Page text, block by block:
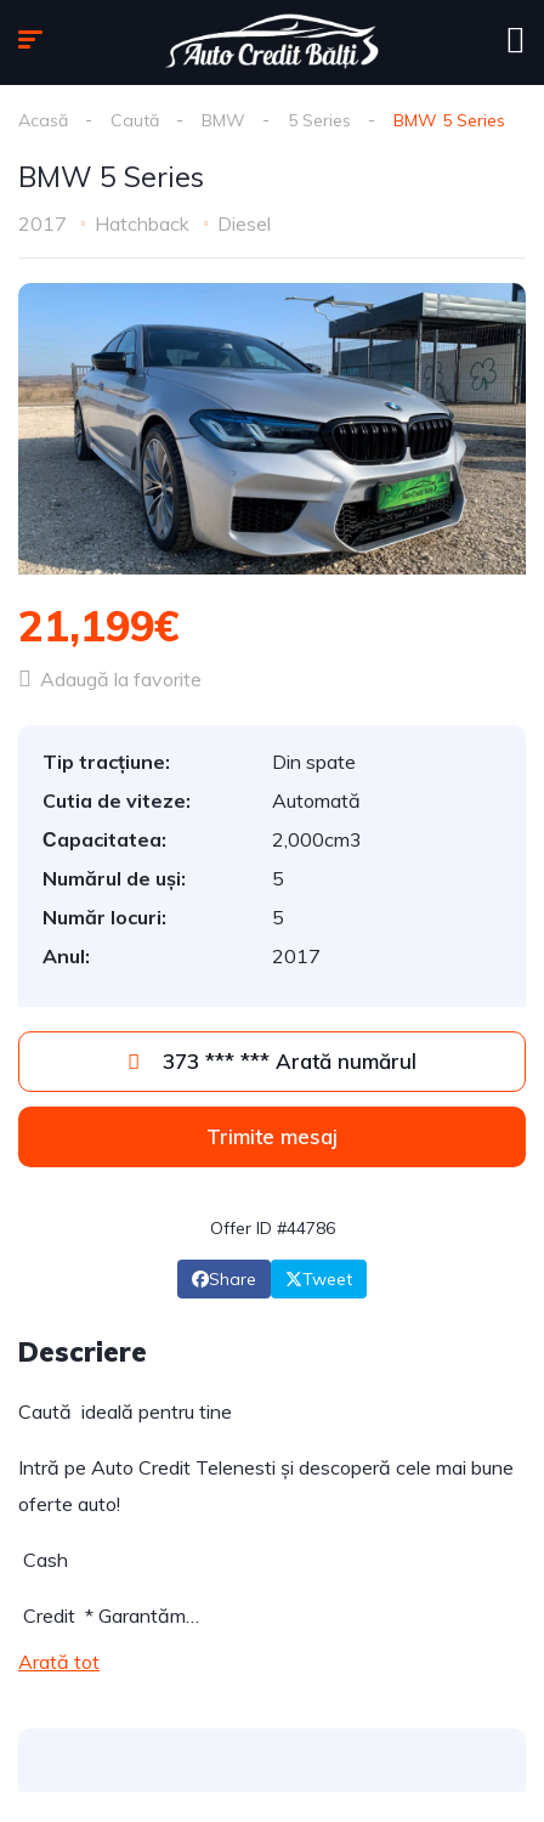
Acasă Caută BMW 5 Series BMW 5 Series
BMW 5 Series
2017 Hatchback Diesel
21,199€
Adaugă la favorite
Tip tracțiune:
Din spate
Cutia de viteze:
Automată
Сapacitatea:
2,000cm3
Numărul de uși:
5
Număr locuri:
5
Anul:
2017
373 *** *** Arată numărul
Trimite mesaj
Offer ID #44786
Share Tweet
Descriere
Caută ideală pentru tine
Intră pe Auto Credit Telenesti și descoperă cele mai bune
oferte auto!
Cash
Credit * Garantăm…
Arată tot